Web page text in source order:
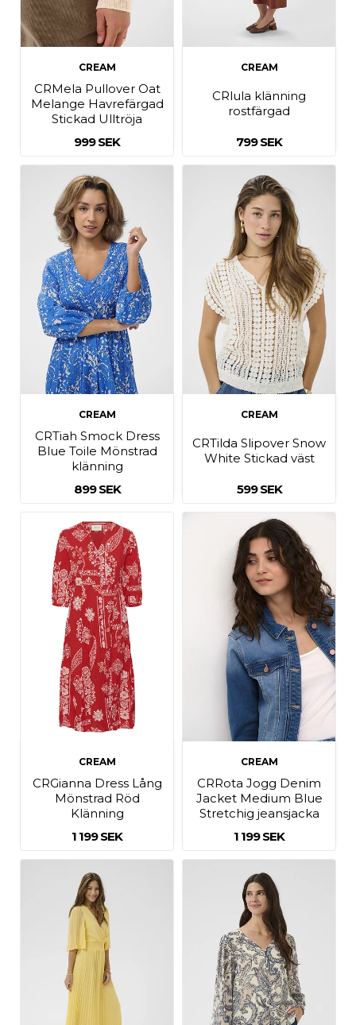
CREAM
CRMela Pullover Oat
Melange Havrefärgad
Stickad Ulltröja
999 SEK
CREAM
CRlula klänning
rostfärgad
799 SEK
CREAM
CRTiah Smock Dress
Blue Toile Mönstrad
klänning
899 SEK
CREAM
CRTilda Slipover Snow
White Stickad väst
599 SEK
CREAM
CRGianna Dress Lång
Mönstrad Röd
Klänning
1 199 SEK
CREAM
CRRota Jogg Denim
Jacket Medium Blue
Stretchig jeansjacka
1 199 SEK